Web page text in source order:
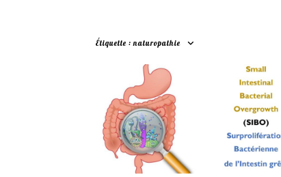
Étiquette :naturopathie